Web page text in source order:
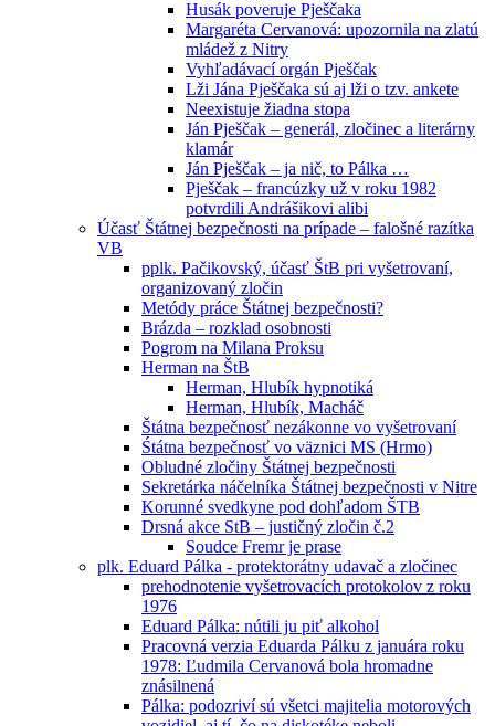
Husák poveruje Pješčaka
Margaréta Cervanová: upozornila na zlatú
mládež z Nitry
Vyhľadávací orgán Pješčak
Lži Jána Pješčaka sú aj lži o tzv. ankete
Neexistuje žiadna stopa
Ján Pješčak – generál, zločinec a literárny
klamár
Ján Pješčak – ja nič, to Pálka …
Pješčak – francúzky už v roku 1982
potvrdili Andrášikovi alibi
Účasť Štátnej bezpečnosti na prípade – falošné razítka
VB
pplk. Pačikovský, účasť ŠtB pri vyšetrovaní,
organizovaný zločin
Metódy práce Štátnej bezpečnosti?
Brázda – rozklad osobnosti
Pogrom na Milana Proksu
Herman na ŠtB
Herman, Hlubík hypnotiká
Herman, Hlubík, Macháč
Štátna bezpečnosť nezákonne vo vyšetrovaní
Śtátna bezpečnosť vo väznici MS (Hrmo)
Obludné zločiny Štátnej bezpečnosti
Sekretárka náčelníka Štátnej bezpečnosti v Nitre
Korunné svedkyne pod dohľadom ŠTB
Drsná akce StB – justičný zločin č.2
Soudce Fremr je prase
plk. Eduard Pálka - protektorátny udavač a zločinec
prehodnotenie vyšetrovacích protokolov z roku
1976
Eduard Pálka: nútili ju piť alkohol
Pracovná verzia Eduarda Pálku z januára roku
1978: Ľudmila Cervanová bola hromadne
znásilnená
Pálka: podozriví sú všetci majitelia motorových